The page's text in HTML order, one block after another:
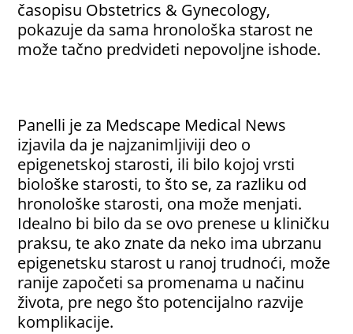
časopisu Obstetrics & Gynecology,
pokazuje da sama hronološka starost ne
može tačno predvideti nepovoljne ishode.
Panelli je za Medscape Medical News
izjavila da je najzanimljiviji deo o
epigenetskoj starosti, ili bilo kojoj vrsti
biološke starosti, to što se, za razliku od
hronološke starosti, ona može menjati.
Idealno bi bilo da se ovo prenese u kliničku
praksu, te ako znate da neko ima ubrzanu
epigenetsku starost u ranoj trudnoći, može
ranije započeti sa promenama u načinu
života, pre nego što potencijalno razvije
komplikacije.